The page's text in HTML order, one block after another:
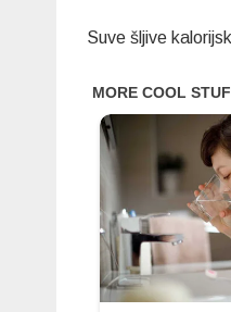
Suve šljive